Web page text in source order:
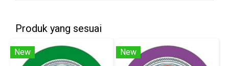
Produk yang sesuai
New New